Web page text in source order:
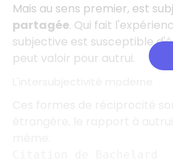
Mais au sens premier, est
partagée. Qui fait
subjective est susceptible
peut valoir pour autrui.